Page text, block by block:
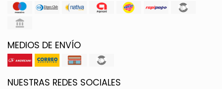
MEDIOS DE ENVÍO
NUESTRAS REDES SOCIALES